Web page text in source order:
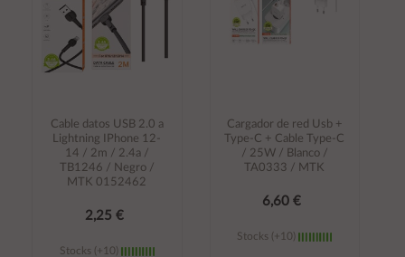
Cable datos USB 2.0 a
Lightning IPhone 12-
14 / 2m / 2.4a /
TB1246 / Negro /
MTK 0152462
2,25 €
Stocks (+10)
Cargador de red Usb +
Type-C + Cable Type-C
/ 25W / Blanco /
TA0333 / MTK
6,60 €
Stocks (+10)